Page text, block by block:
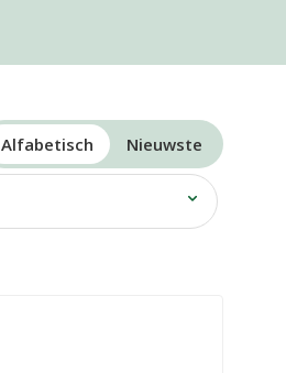
Alfabetisch Nieuwste